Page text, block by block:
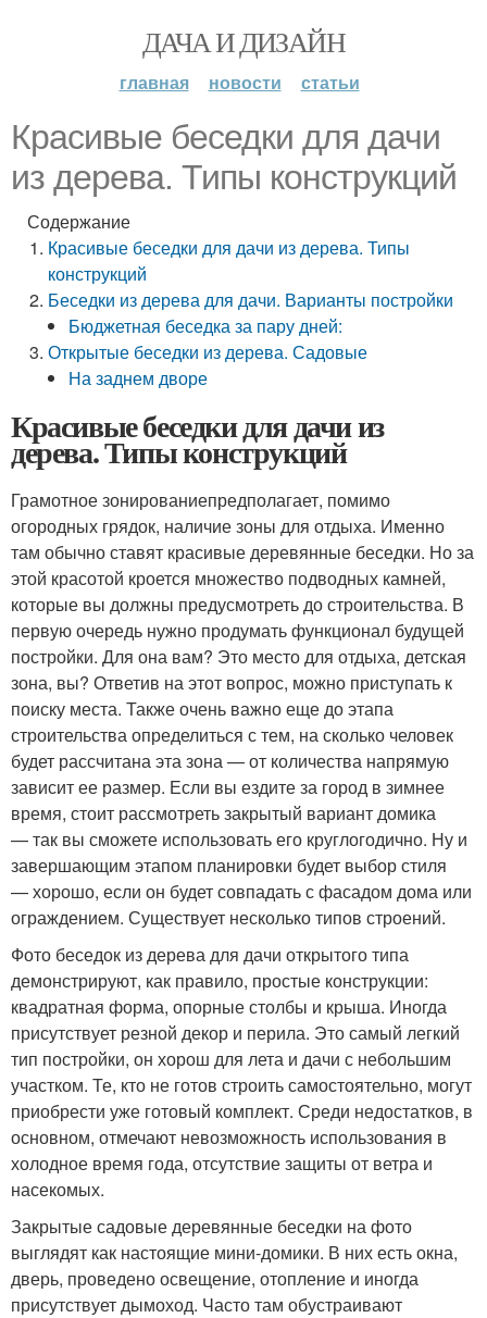
ДАЧА И ДИЗАЙН
главная новости статьи
Красивые беседки для дачи
из дерева. Типы конструкций
Содержание
Красивые беседки для дачи из дерева. Типы
конструкций
Беседки из дерева для дачи. Варианты постройки
Бюджетная беседка за пару дней:
Открытые беседки из дерева. Садовые
На заднем дворе
Красивые беседки для дачи из
дерева. Типы конструкций
Грамотное зонированиепредполагает, помимо
огородных грядок, наличие зоны для отдыха. Именно
там обычно ставят красивые деревянные беседки. Но за
этой красотой кроется множество подводных камней,
которые вы должны предусмотреть до строительства. В
первую очередь нужно продумать функционал будущей
постройки. Для она вам? Это место для отдыха, детская
зона, вы? Ответив на этот вопрос, можно приступать к
поиску места. Также очень важно еще до этапа
строительства определиться с тем, на сколько человек
будет рассчитана эта зона — от количества напрямую
зависит ее размер. Если вы ездите за город в зимнее
время, стоит рассмотреть закрытый вариант домика
— так вы сможете использовать его круглогодично. Ну и
завершающим этапом планировки будет выбор стиля
— хорошо, если он будет совпадать с фасадом дома или
ограждением. Существует несколько типов строений.
Фото беседок из дерева для дачи открытого типа
демонстрируют, как правило, простые конструкции:
квадратная форма, опорные столбы и крыша. Иногда
присутствует резной декор и перила. Это самый легкий
тип постройки, он хорош для лета и дачи с небольшим
участком. Те, кто не готов строить самостоятельно, могут
приобрести уже готовый комплект. Среди недостатков, в
основном, отмечают невозможность использования в
холодное время года, отсутствие защиты от ветра и
насекомых.
Закрытые садовые деревянные беседки на фото
выглядят как настоящие мини-домики. В них есть окна,
дверь, проведено освещение, отопление и иногда
присутствует дымоход. Часто там обустраивают